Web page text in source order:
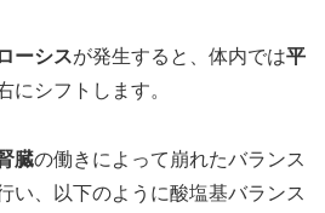
ーシスが発生すると、体内では平
にシフトします。
臓の働きによって崩れたバランス
い、以下のように酸塩基バランス